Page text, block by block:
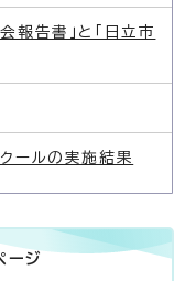
報告書」と「日立市
ールの実施結果
ージ